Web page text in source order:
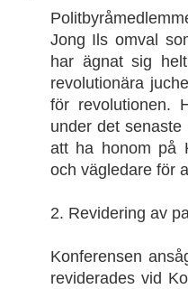
Jong Ils omval
har ägnat sig
revolutionära
för revolutionen.
under det
att ha honom på
och vägledare för
2. Revidering av
Konferensen
reviderades vid